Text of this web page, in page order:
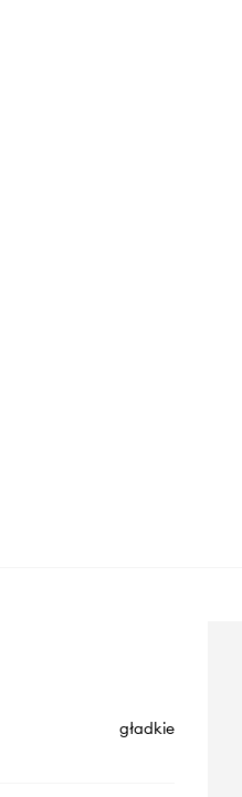
gładkie